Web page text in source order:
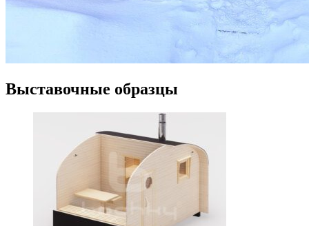
Выставочные образцы